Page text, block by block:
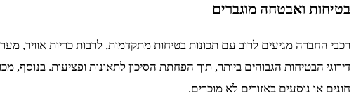
בטיחות ואבטחה מוגברים
רכבי החברה מגיעים לרוב עם תכונות בטיחות מתקדמות, לרבות כריות אוויר,
דירוגי הבטיחות הגבוהים ביותר, תוך הפחתת הסיכון לתאונות ופציעות.
חונים או נוסעים באזורים לא מוכרים.